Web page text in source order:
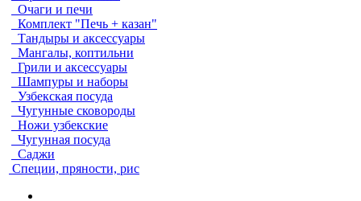
Очаги и печи
Комплект "Печь + казан"
Тандыры и аксессуары
Мангалы, коптильни
Грили и аксессуары
Шампуры и наборы
Узбекская посуда
Чугунные сковороды
Ножи узбекские
Чугунная посуда
Саджи
Специи, пряности, рис